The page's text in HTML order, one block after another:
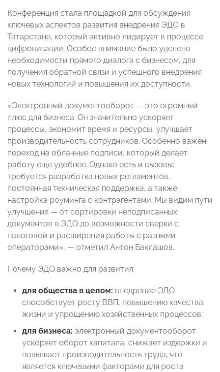
Конференция стала площадкой для обсуждения
ключевых аспектов развития внедрения ЭДО в
Татарстане, который активно лидирует в процессе
цифровизации. Особое внимание было уделено
необходимости прямого диалога с бизнесом, для
получения обратной связи и успешного внедрения
новых технологий и повышения их доступности.
«Электронный документооборот — это огромный
плюс для бизнеса. Он значительно ускоряет
процессы, экономит время и ресурсы, улучшает
производительность сотрудников. Особенно важен
переход на облачные подписи, который делает
работу еще удобнее. Однако есть и вызовы:
требуется разработка новых регламентов,
постоянная техническая поддержка, а также
настройка роуминга с контрагентами. Мы видим пути
улучшения — от сортировки неподписанных
документов в ЭДО до возможности сверки с
налоговой и расширения работы с разными
операторами», — отметил Антон Баклашов.
Почему ЭДО важно для развития:
для общества в целом: внедрение ЭДО
способствует росту ВВП, повышению качества
жизни и упрощению хозяйственных процессов;
для бизнеса: электронный документооборот
ускоряет оборот капитала, снижает издержки и
повышает производительность труда, что
является ключевыми факторами для роста